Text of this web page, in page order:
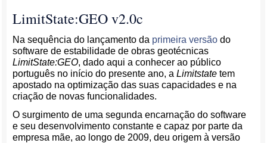
LimitState:GEO v2.0c
Na sequência do lançamento da primeira versão do
software de estabilidade de obras geotécnicas
LimitState:GEO, dado aqui a conhecer ao público
português no início do presente ano, aLimitstate tem
apostado na optimização das suas capacidades e na
criação de novas funcionalidades.
O surgimento de uma segunda encarnação do software
e seu desenvolvimento constante e capaz por parte da
empresa mãe, ao longo de 2009, deu origem à versão